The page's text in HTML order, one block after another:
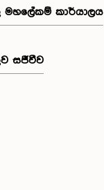
මහලේකම් කාර්යාලය
සජීවීව